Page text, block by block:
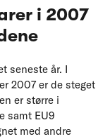
i 2007
seneste år. I
2007 er de steget
er større i
samt EU9
med andre